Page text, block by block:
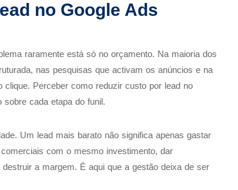
no Google Ads
raramente está só no orçamento. Na maioria dos
nas pesquisas que activam os anúncios e na
clique. Perceber como reduzir custo por lead no
cada etapa do funil.
Um lead mais barato não significa apenas gastar
com o mesmo investimento, dar
a margem. É aqui que a gestão deixa de ser